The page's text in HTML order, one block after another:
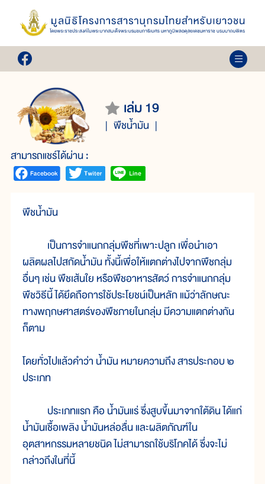
เล่ม 19
พืชน้ำมัน
สามารถแชร์ได้ผ่าน :
พืชน้ำมัน
เป็นการจำแนกกลุ่มพืชที่เพาะปลูก เพื่อนำเอา
ผลิตผลไปสกัดน้ำมัน ทั้งนี้เพื่อให้แตกต่างไปจากพืชกลุ่ม
อื่นๆ เช่น พืชเส้นใย หรือพืชอาหารสัตว์ การจำแนกกลุ่ม
พืชวิธีนี้ ได้ยึดถือการใช้ประโยชน์เป็นหลัก แม้ว่าลักษณะ
ทางพฤกษศาสตร์ของพืชภายในกลุ่ม มีความแตกต่างกัน
ก็ตาม
โดยทั่วไปแล้วคำว่า น้ำมัน หมายความถึง สารประกอบ ๒
ประเภท
ประเภทแรก คือ น้ำมันแร่ ซึ่งสูบขึ้นมาจากใต้ดิน ได้แก่
น้ำมันเชื้อเพลิง น้ำมันหล่อลื่น และผลิตภัณฑ์ใน
อุตสาหกรรมหลายชนิด ไม่สามารถใช้บริโภคได้ ซึ่งจะไม่
กล่าวถึงในที่นี้